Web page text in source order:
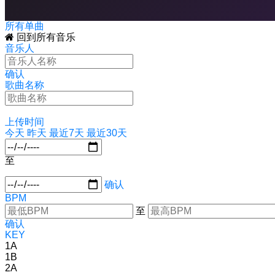
所有单曲
回到所有音乐
音乐人
确认
歌曲名称
上传时间
今天 昨天 最近7天 最近30天
至
确认
BPM
至
确认
KEY
1A
1B
2A